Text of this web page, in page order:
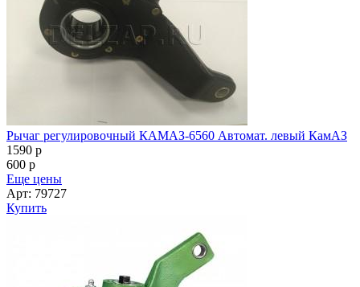
Рычаг регулировочный КАМАЗ-6560 Автомат. левый КамАЗ
1590 p
600 p
Еще цены
Арт: 79727
Купить